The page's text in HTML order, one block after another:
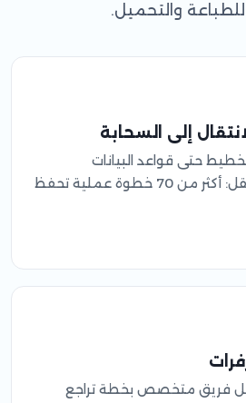
والتحميل.
إلى السحابة
حتى قواعد البيانات
والاختبارات وما بعد النقل: أكثر من 70 خطوة عملية تحفظ
فريق متخصص بخطة تراجع